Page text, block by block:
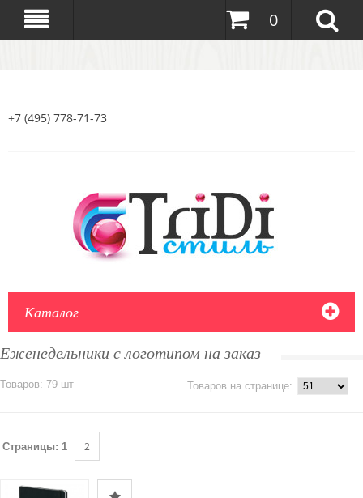
0
+7 (495) 778-71-73
Каталог
Еженедельники с логотипом на заказ
Товаров: 79 шт Товаров на странице:
Страницы: 1 2